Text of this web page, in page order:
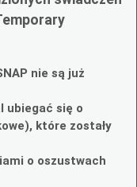
nie są już
ubiegać się o
które zostały
o oszustwach